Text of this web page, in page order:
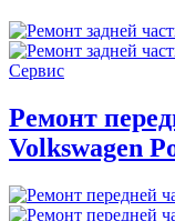
Ремонт
Volkswagen